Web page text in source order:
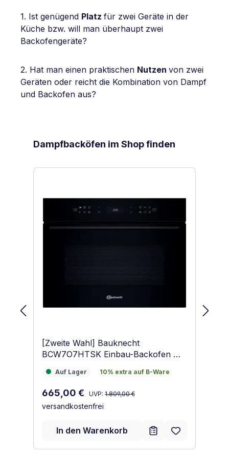
1. Ist genügend Platz für zwei Geräte in der
Küche bzw. will man überhaupt zwei
Backofengeräte?
2. Hat man einen praktischen Nutzen von zwei
Geräten oder reicht die Kombination von Dampf
und Backofen aus?
Produktgalerie überspringen
Dampfbacköfen im Shop finden
[Zweite Wahl] Bauknecht
BCW7O7HTSK Einbau-Backofen mit
Auf Lager
Auf Lager 10% extra auf B-Ware
10% extra auf B-Ware
Verkaufspreis:
665,00 € Regulärer Preis:
UVP: 1.809,00 €
versandkostenfrei
In den Warenkorb